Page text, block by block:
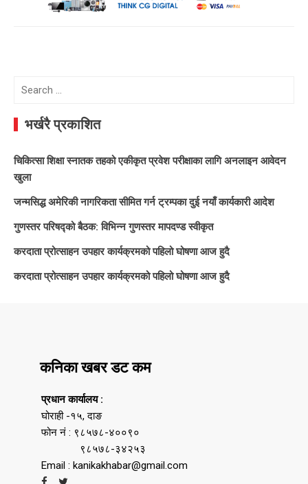
Search
भर्खरै प्रकाशित
चिकित्सा शिक्षा स्नातक तहको एकीकृत प्रवेश परीक्षाका लागि अनलाइन आवेदन
खुला
जन्मसिद्ध अमेरिकी नागरिकता सीमित गर्न ट्रम्पका दुई नयाँ कार्यकारी आदेश
गुणस्तर परिषद्को बैठक: विभिन्न गुणस्तर मापदण्ड स्वीकृत
करदाता प्रोत्साहन उपहार कार्यक्रमको पहिलो घोषणा आज हुदै
करदाता प्रोत्साहन उपहार कार्यक्रमको पहिलो घोषणा आज हुदै
कनिका खबर डट कम
प्रधान कार्यालय :
घोराही -१५, दाङ
फोन नं : ९८५७८-४००९०
९८५७८-३४२५३
Email : kanikakhabar@gmail.com